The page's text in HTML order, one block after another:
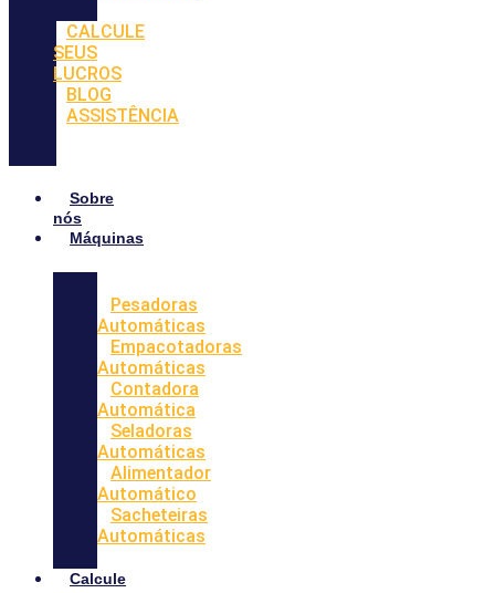
CALCULE
SEUS
LUCROS
BLOG
ASSISTÊNCIA
Sobre
nós
Máquinas
Pesadoras
Automáticas
Empacotadoras
Automáticas
Contadora
Automática
Seladoras
Automáticas
Alimentador
Automático
Sacheteiras
Automáticas
Calcule